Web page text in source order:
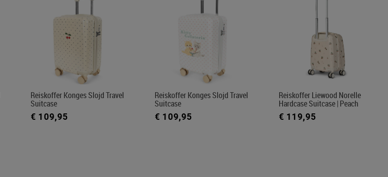
Reiskoffer Konges Slojd Travel
Suitcase
€ 109,95
Reiskoffer Konges Slojd Travel
Suitcase
€ 109,95
Reiskoffer Liewood Norelle
Hardcase Suitcase | Peach
€ 119,95